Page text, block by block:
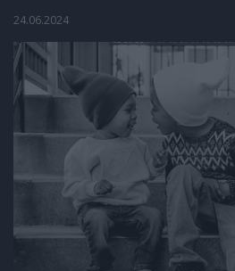
24.06.2024